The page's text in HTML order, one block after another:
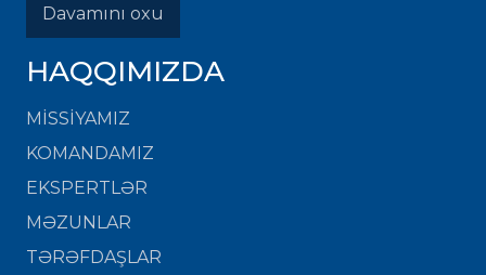
Davamını oxu
HAQQIMIZDA
MISSIYAMIZ
KOMANDAMIZ
EKSPERTLƏR
MƏZUNLAR
TƏRƏFDAŞLAR